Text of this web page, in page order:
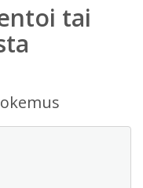
tai